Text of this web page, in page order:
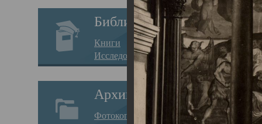
Библиотека
Книги
Исследования
Архив
Фотокопии дел